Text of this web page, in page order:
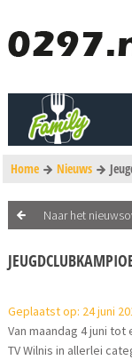
Home Nieuws
Naar het
Geplaatst op: 24 juni
Van maandag 4 juni
TV Wilnis in allerlei